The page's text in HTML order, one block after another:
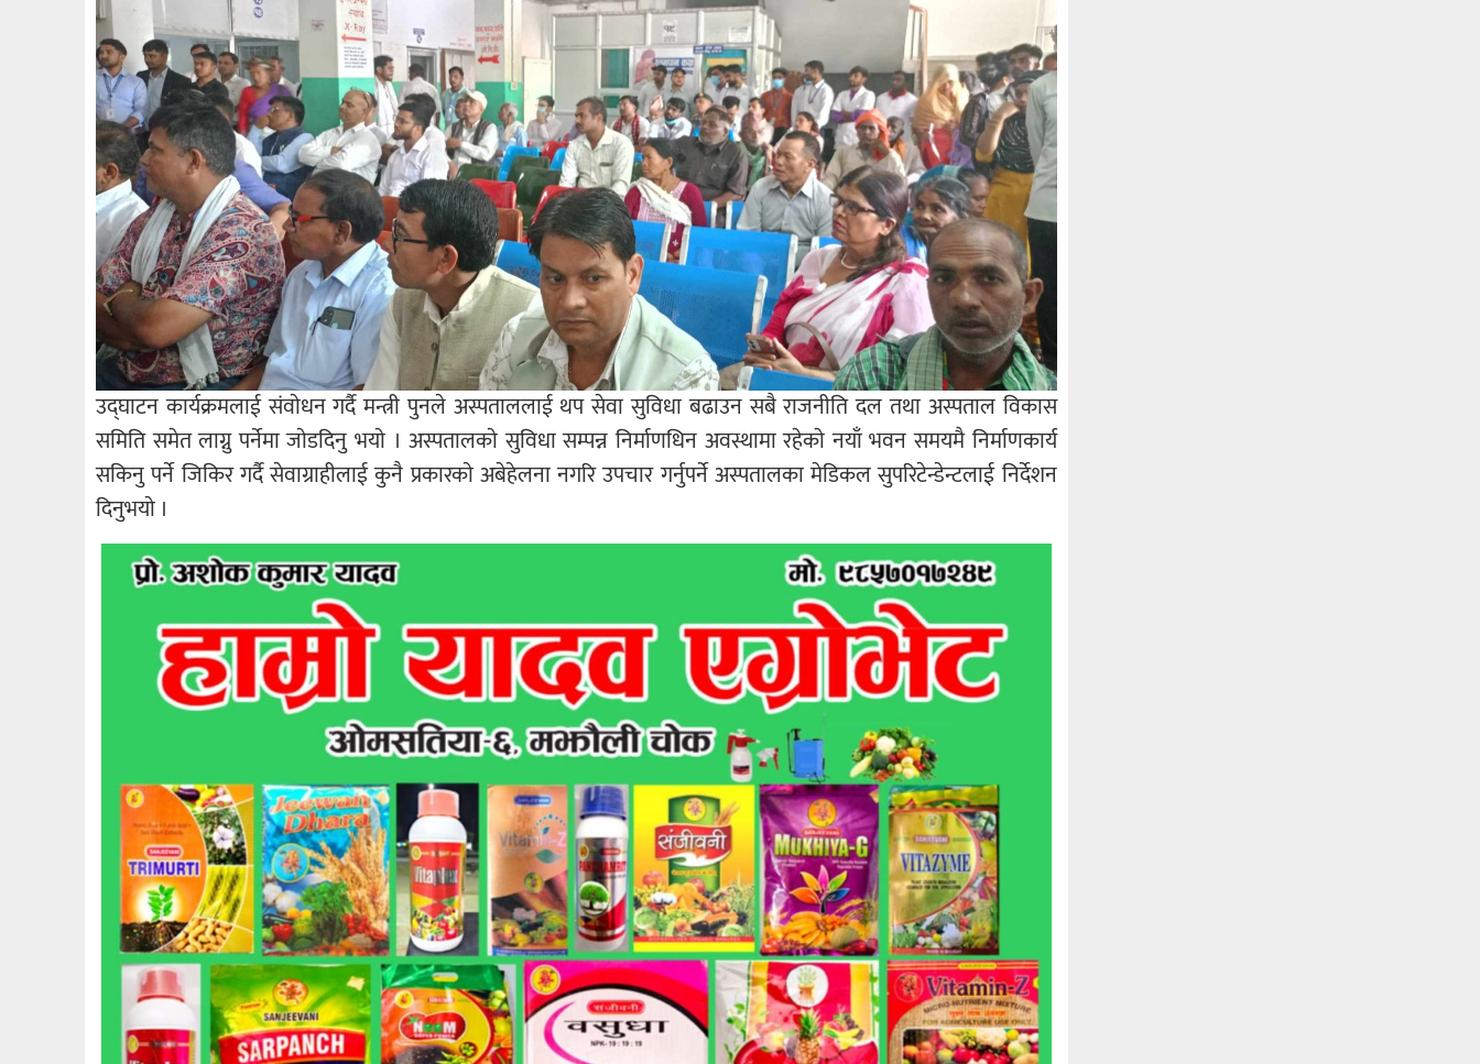
उद्घाटन कार्यक्रमलाई संवाेधन गर्दै मन्त्री पुनले अस्पताललाई थप सेवा सुविधा बढाउन सबै राजनीति दल तथा अस्पताल विकास
समिति समेत लाग्नु पर्नेमा जाेडदिनु भयाे । अस्पतालकाे सुविधा सम्पन्न निर्माणधिन अवस्थामा रहेकाे नयाँ भवन समयमै निर्माणकार्य
सकिनु पर्ने जिकिर गर्दै सेवाग्राहीलाई कुनै प्रकारकाे अबेहेलना नगरि उपचार गर्नुपर्ने अस्पतालका मेडिकल सुपरिटेन्डेन्टलाई निर्देशन
दिनुभयाे ।